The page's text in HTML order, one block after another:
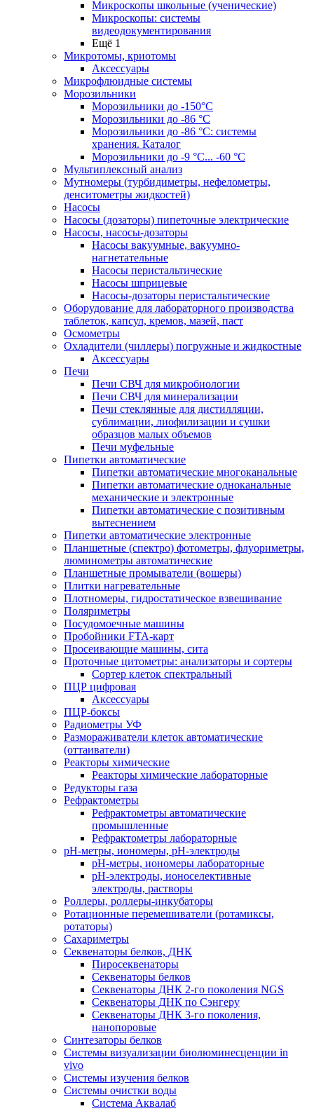
Микроскопы школьные (ученические)
Микроскопы: системы
видеодокументирования
Ещё 1
Микротомы, криотомы
Аксессуары
Микрофлюидные системы
Морозильники
Морозильники до -150°С
Морозильники до -86 °C
Морозильники до -86 °C: системы
хранения. Каталог
Морозильники до -9 °C... -60 °C
Мультиплексный анализ
Мутномеры (турбидиметры, нефелометры,
денситометры жидкостей)
Насосы
Насосы (дозаторы) пипеточные электрические
Насосы, насосы-дозаторы
Насосы вакуумные, вакуумно-
нагнетательные
Насосы перистальтические
Насосы шприцевые
Насосы-дозаторы перистальтические
Оборудование для лабораторного производства
таблеток, капсул, кремов, мазей, паст
Осмометры
Охладители (чиллеры) погружные и жидкостные
Аксессуары
Печи
Печи СВЧ для микробиологии
Печи СВЧ для минерализации
Печи стеклянные для дистилляции,
сублимации, лиофилизации и сушки
образцов малых объемов
Печи муфельные
Пипетки автоматические
Пипетки автоматические многоканальные
Пипетки автоматические одноканальные
механические и электронные
Пипетки автоматические с позитивным
вытеснением
Пипетки автоматические электронные
Планшетные (спектро) фотометры, флуориметры,
люминометры автоматические
Планшетные промыватели (вошеры)
Плитки нагревательные
Плотномеры, гидростатическое взвешивание
Поляриметры
Посудомоечные машины
Пробойники FTA-карт
Просеивающие машины, сита
Проточные цитометры: анализаторы и сортеры
Сортер клеток спектральный
ПЦР цифровая
Аксессуары
ПЦР-боксы
Радиометры УФ
Размораживатели клеток автоматические
(оттаиватели)
Реакторы химические
Реакторы химические лабораторные
Редукторы газа
Рефрактометры
Рефрактометры автоматические
промышленные
Рефрактометры лабораторные
рН-метры, иономеры, рН-электроды
рН-метры, иономеры лабораторные
рН-электроды, ионоселективные
электроды, растворы
Роллеры, роллеры-инкубаторы
Ротационные перемешиватели (ротамиксы,
ротаторы)
Сахариметры
Секвенаторы белков, ДНК
Пиросеквенаторы
Секвенаторы белков
Секвенаторы ДНК 2-го поколения NGS
Секвенаторы ДНК по Сэнгеру
Секвенаторы ДНК 3-го поколения,
нанопоровые
Синтезаторы белков
Системы визуализации биолюминесценции in
vivo
Системы изучения белков
Системы очистки воды
Система Аквалаб